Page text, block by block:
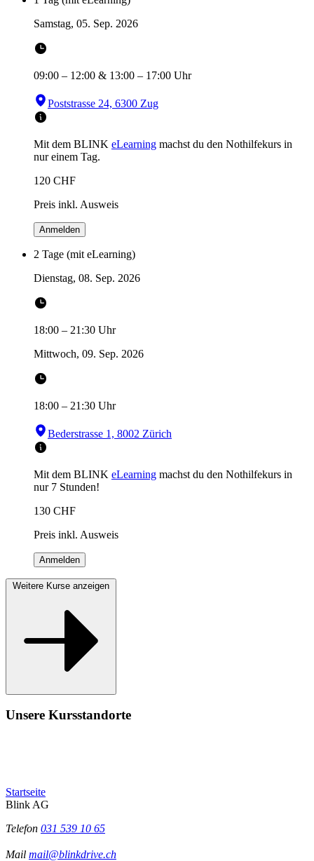
Samstag, 05. Sep. 2026
09:00 – 12:00 & 13:00 – 17:00 Uhr
Poststrasse 24, 6300 Zug
Mit dem BLINK eLearning machst du den Nothilfekurs in
nur einem Tag.
120 CHF
Preis inkl. Ausweis
Anmelden
2 Tage (mit eLearning)
Dienstag, 08. Sep. 2026
18:00 – 21:30 Uhr
Mittwoch, 09. Sep. 2026
18:00 – 21:30 Uhr
Bederstrasse 1, 8002 Zürich
Mit dem BLINK eLearning machst du den Nothilfekurs in
nur 7 Stunden!
130 CHF
Preis inkl. Ausweis
Anmelden
Weitere Kurse anzeigen
Unsere Kursstandorte
Startseite
Blink AG
Telefon 031 539 10 65
Mail mail@blinkdrive.ch